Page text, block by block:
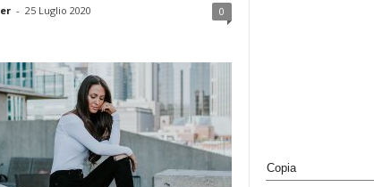
- 25 Luglio 2020 0
Copia